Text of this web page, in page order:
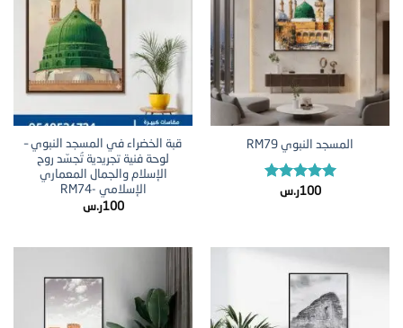
المسجد النبوي RM79
تم التقييم
100ر.س
قبة الخضراء في المسجد النبوي –
لوحة فنية تجريدية تُجسّد روح
الإسلام والجمال المعماري
الإسلامي -RM74
100ر.س